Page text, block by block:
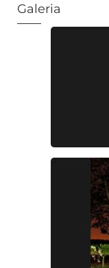
Galeria